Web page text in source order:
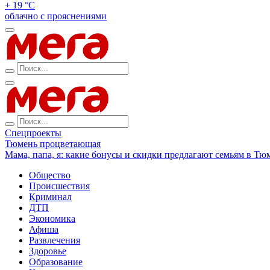
+ 19 °С
облачно с прояснениями
Спецпроекты
Тюмень процветающая
Мама, папа, я: какие бонусы и скидки предлагают семьям в
Общество
Происшествия
Криминал
ДТП
Экономика
Афиша
Развлечения
Здоровье
Образование